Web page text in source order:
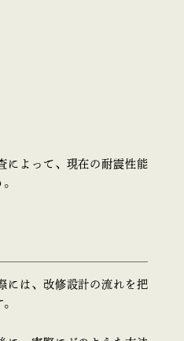
によって、現在の耐震性能
には、改修設計の流れを把